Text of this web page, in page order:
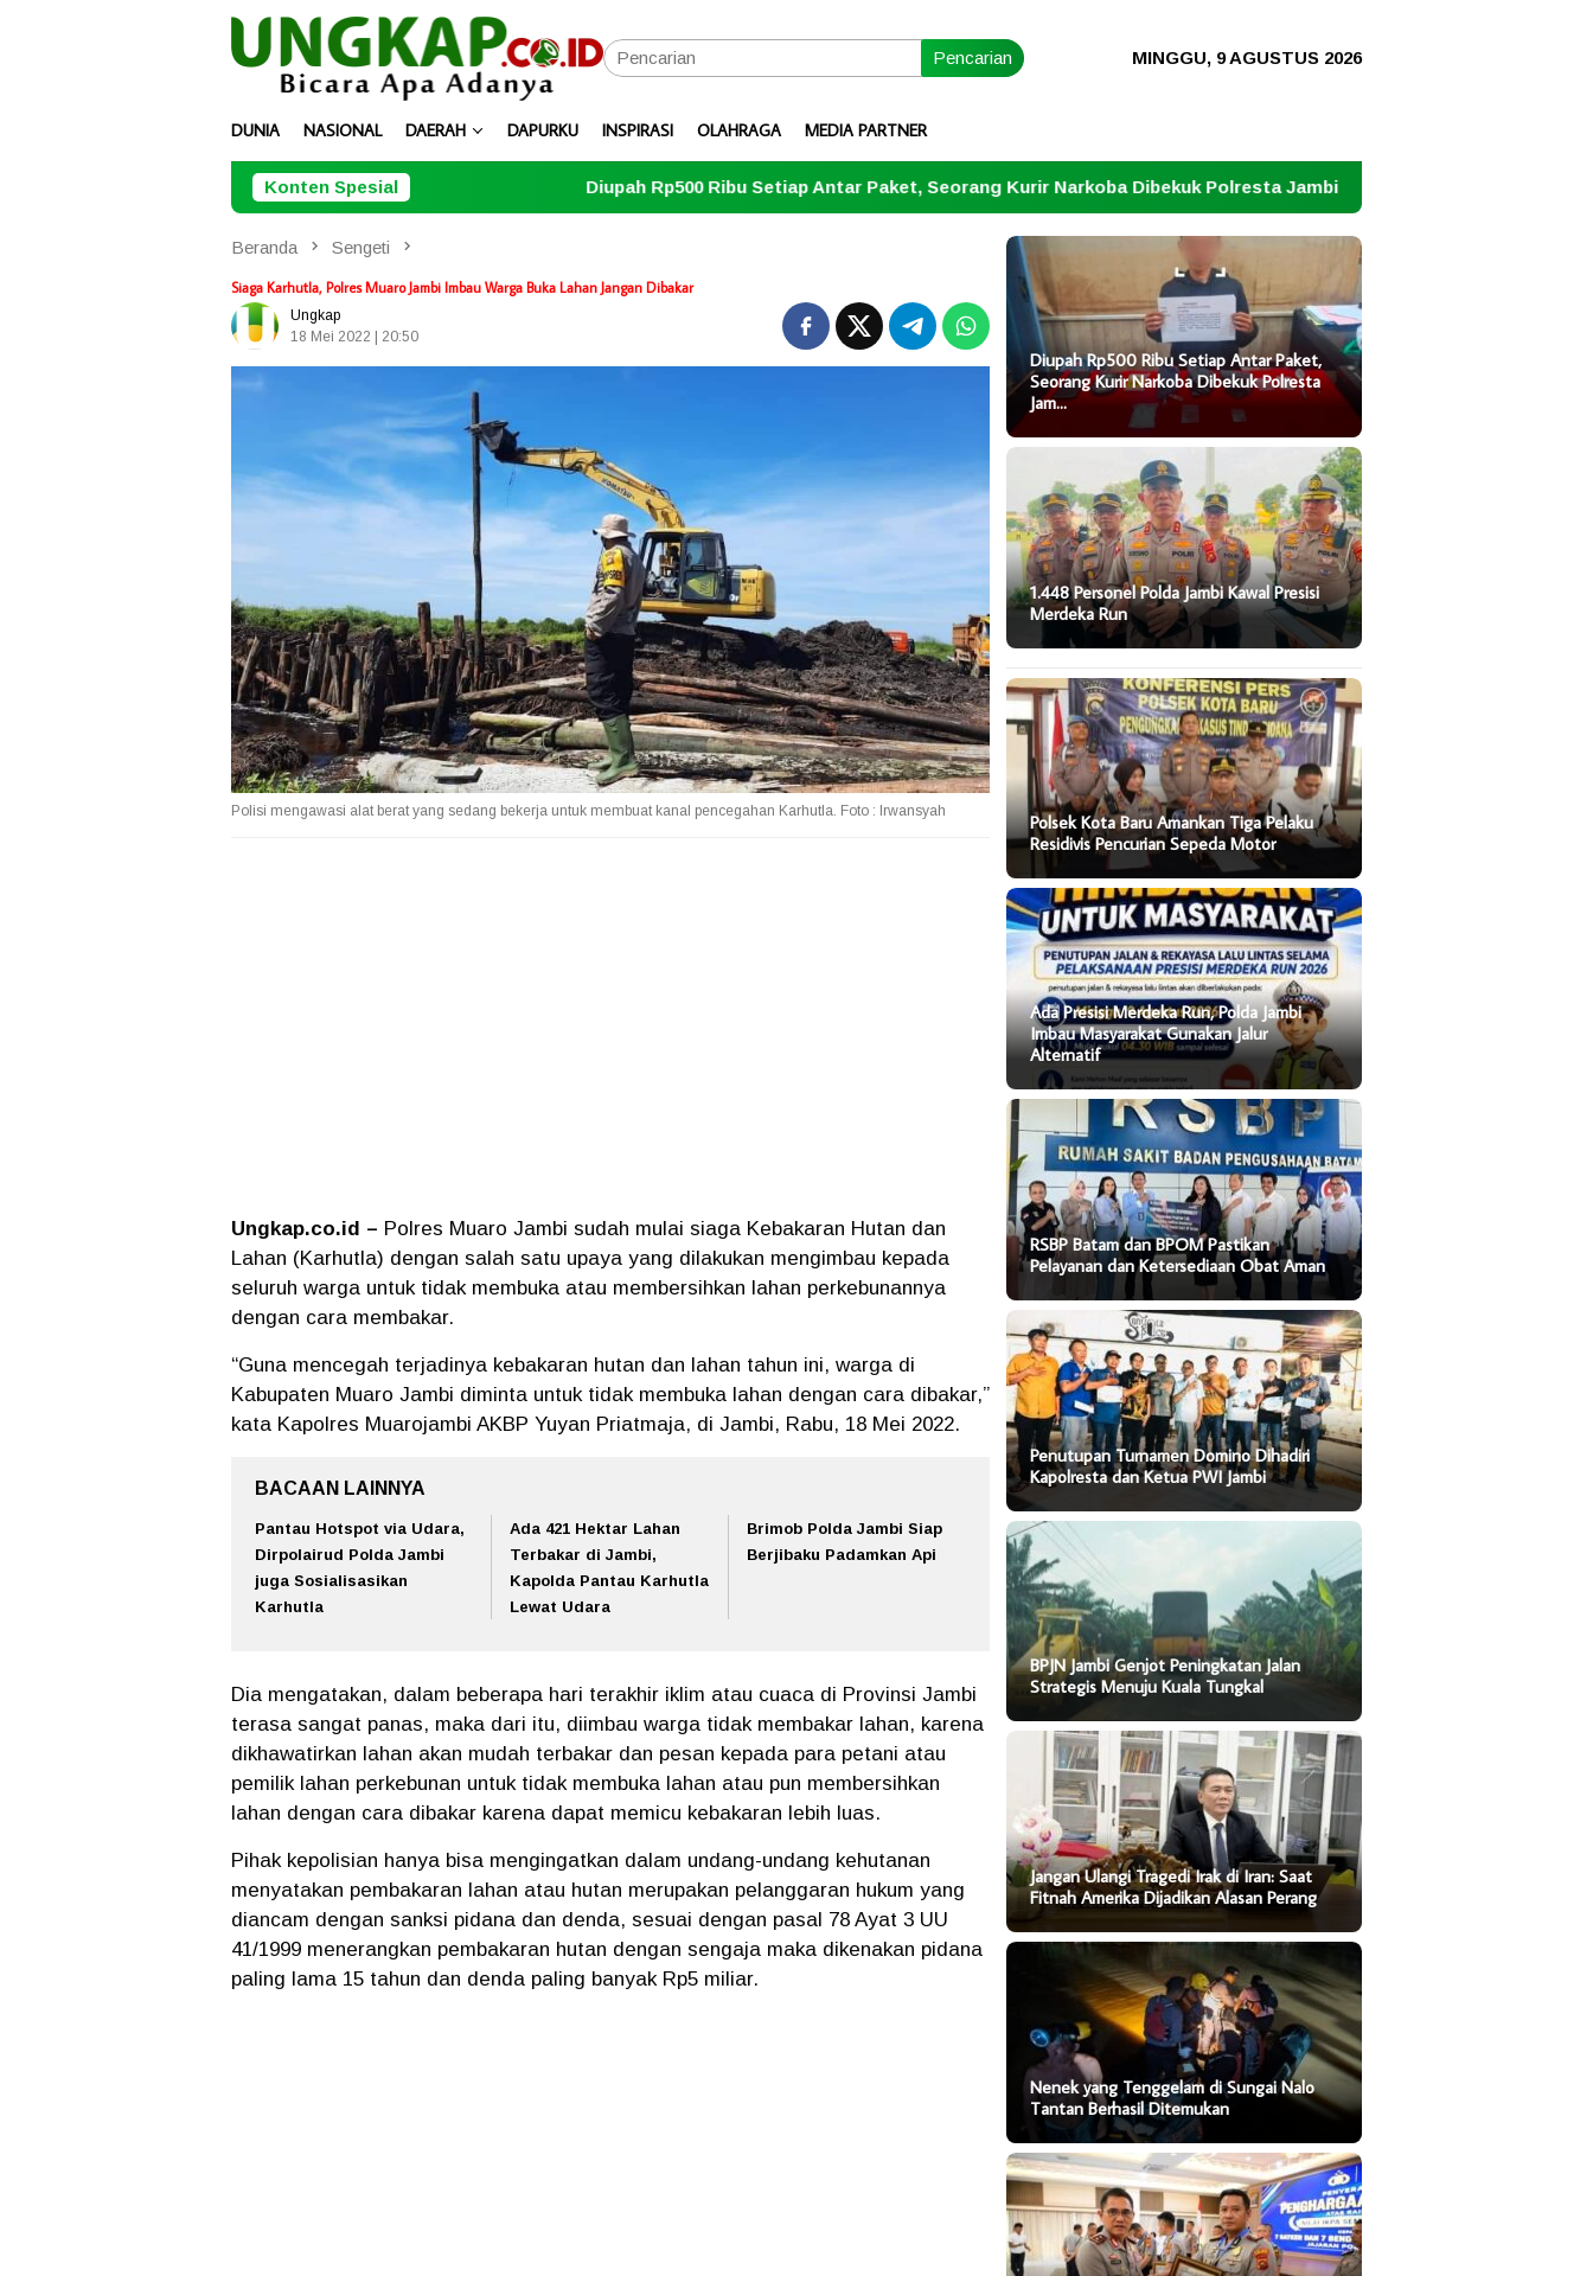
Pencarian MINGGU, 9 AGUSTUS 2026
DUNIA NASIONAL DAERAH DAPURKU INSPIRASI OLAHRAGA MEDIA PARTNER
Konten Spesial Diupah Rp500 Ribu Setiap Antar Paket, Seorang Kurir Narkoba Dibekuk Polresta Jambi 1.448 Personel Polda Jambi Kawal Presisi
Beranda Sengeti
Siaga Karhutla, Polres Muaro Jambi Imbau Warga Buka Lahan Jangan Dibakar
Ungkap
18 Mei 2022 | 20:50
Polisi mengawasi alat berat yang sedang bekerja untuk membuat kanal pencegahan Karhutla. Foto : Irwansyah
Ungkap.co.id – Polres Muaro Jambi sudah mulai siaga Kebakaran Hutan dan
Lahan (Karhutla) dengan salah satu upaya yang dilakukan mengimbau kepada
seluruh warga untuk tidak membuka atau membersihkan lahan perkebunannya
dengan cara membakar.
“Guna mencegah terjadinya kebakaran hutan dan lahan tahun ini, warga di
Kabupaten Muaro Jambi diminta untuk tidak membuka lahan dengan cara dibakar,”
kata Kapolres Muarojambi AKBP Yuyan Priatmaja, di Jambi, Rabu, 18 Mei 2022.
BACAAN LAINNYA
Pantau Hotspot via Udara,
Dirpolairud Polda Jambi
juga Sosialisasikan
Karhutla
Ada 421 Hektar Lahan
Terbakar di Jambi,
Kapolda Pantau Karhutla
Lewat Udara
Brimob Polda Jambi Siap
Berjibaku Padamkan Api
Dia mengatakan, dalam beberapa hari terakhir iklim atau cuaca di Provinsi Jambi
terasa sangat panas, maka dari itu, diimbau warga tidak membakar lahan, karena
dikhawatirkan lahan akan mudah terbakar dan pesan kepada para petani atau
pemilik lahan perkebunan untuk tidak membuka lahan atau pun membersihkan
lahan dengan cara dibakar karena dapat memicu kebakaran lebih luas.
Pihak kepolisian hanya bisa mengingatkan dalam undang-undang kehutanan
menyatakan pembakaran lahan atau hutan merupakan pelanggaran hukum yang
diancam dengan sanksi pidana dan denda, sesuai dengan pasal 78 Ayat 3 UU
41/1999 menerangkan pembakaran hutan dengan sengaja maka dikenakan pidana
paling lama 15 tahun dan denda paling banyak Rp5 miliar.
Diupah Rp500 Ribu Setiap Antar Paket,
Seorang Kurir Narkoba Dibekuk Polresta
Jam…
1.448 Personel Polda Jambi Kawal Presisi
Merdeka Run
Polsek Kota Baru Amankan Tiga Pelaku
Residivis Pencurian Sepeda Motor
Ada Presisi Merdeka Run, Polda Jambi
Imbau Masyarakat Gunakan Jalur
Alternatif
RSBP Batam dan BPOM Pastikan
Pelayanan dan Ketersediaan Obat Aman
Penutupan Turnamen Domino Dihadiri
Kapolresta dan Ketua PWI Jambi
BPJN Jambi Genjot Peningkatan Jalan
Strategis Menuju Kuala Tungkal
Jangan Ulangi Tragedi Irak di Iran: Saat
Fitnah Amerika Dijadikan Alasan Perang
Nenek yang Tenggelam di Sungai Nalo
Tantan Berhasil Ditemukan